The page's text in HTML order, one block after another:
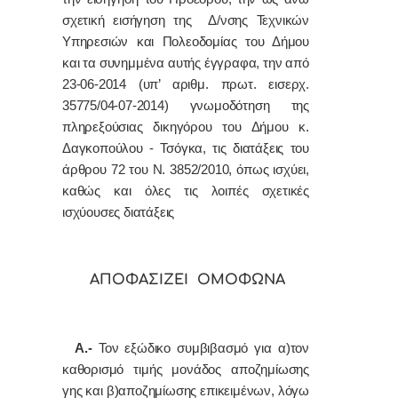
σχετική
εισήγηση τηςΔ/νσης Τεχνικών
Υπηρεσιών και Πολεοδομίας του Δήμου
και τα συνημμένα αυτής έγγραφα, την από
23-06-2014 (υπ’ αριθμ. πρωτ. εισερχ.
35775/04-07-2014) γνωμοδότηση της
πληρεξούσιας δικηγόρου του Δήμου κ.
Δαγκοπούλου - Τσόγκα, τις διατάξεις του
άρθρου 72 του Ν. 3852/2010, όπως ισχύει,
καθώς και όλες τις λοιπές σχετικές
ισχύουσες διατάξεις
ΑΠΟΦΑΣΙΖΕΙ ΟΜΟΦΩΝΑ
Α.-Τον εξώδικο συμβιβασμό για α)τον
καθορισμό τιμής μονάδος αποζημίωσης
γης και β)αποζημίωσης επικειμένων, λόγω